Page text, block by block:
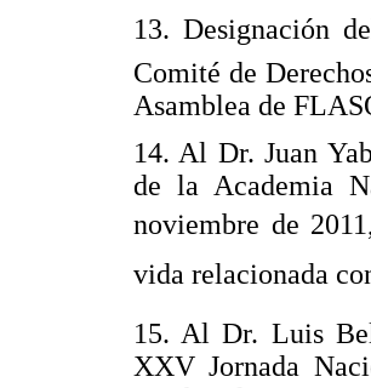
13. Designación
Comité de
Asamblea de
14. Al Dr. Juan
de la Academia
noviembre de
vida relacionada
15. Al Dr. Luis
XXV Jornada